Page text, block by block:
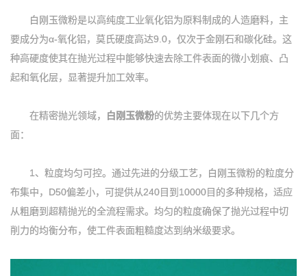
白刚玉微粉是以高纯度工业氧化铝为原料制成的人造磨料，主
要成分为α-氧化铝，莫氏硬度高达9.0，仅次于金刚石和碳化硅。这
种高硬度使其在抛光过程中能够快速去除工件表面的微小划痕、凸
起和氧化层，显著提升加工效率。
在精密抛光领域， 白刚玉微粉的优势主要体现在以下几个方
面：
1、粒度均匀可控‌。通过先进的分级工艺，白刚玉微粉的粒度分
布集中，D50偏差小，可提供从240目到10000目的多种规格，适应
从粗磨到超精抛光的全流程需求。均匀的粒度确保了抛光过程中切
削力的均衡分布，使工件表面粗糙度达到纳米级要求。